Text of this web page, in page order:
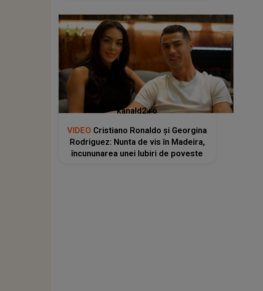
kanald2.ro
VIDEO Cristiano Ronaldo și Georgina
Rodriguez: Nunta de vis în Madeira,
încununarea unei Iubiri de poveste